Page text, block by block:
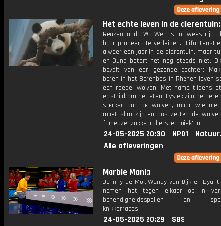
Het echte leven in de
Reuzenpanda Wu Wen is in tweestrijd
haar probeert te verleiden.
alweer een jaar in de dierentuin, maar
en Duna botert het nog steeds niet.
bevalt van een gezonde dochter:
beren in het Berenbos in Rhenen leven
een roedel wolven. Met name tijdens
er strijd om het eten. Fysiek zijn de
sterker dan de wolven, maar wie
moet slim zijn en dus zetten de
fameuze 'zakkenrollerstechniek' in.
24-05-2025 20:30 NPO1
Alle afleveringen
Marble Mania
Johnny de Mol, Wendy van Dijk en
nemen het tegen elkaar op in
behendigheidsspellen en
knikkerraces.
24-05-2025 20:29
SBS